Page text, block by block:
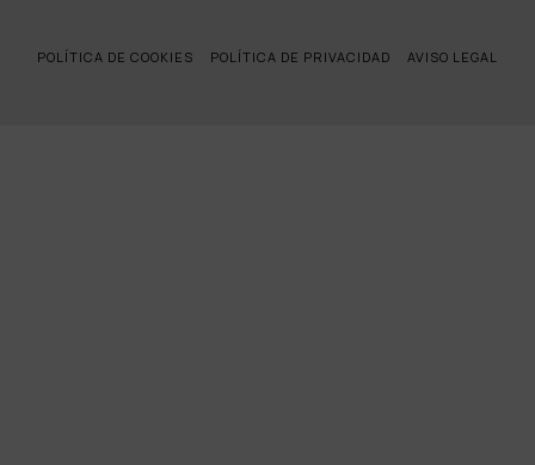
POLÍTICA DE COOKIES POLÍTICA DE PRIVACIDAD AVISO LEGAL